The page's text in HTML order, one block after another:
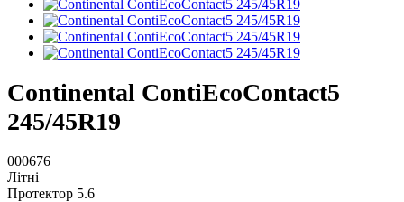
Continental ContiEcoContact5
245/45R19
000676
Літні
Протектор 5.6